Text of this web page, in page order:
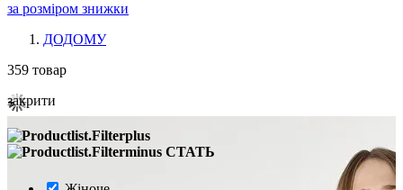
за розміром знижки
ДОДОМУ
359 товар
закрити
СТАТЬ